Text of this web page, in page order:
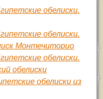
обелиски.
обелиски.
Монтечиторио
обелиски.
обелиски
обелиски из